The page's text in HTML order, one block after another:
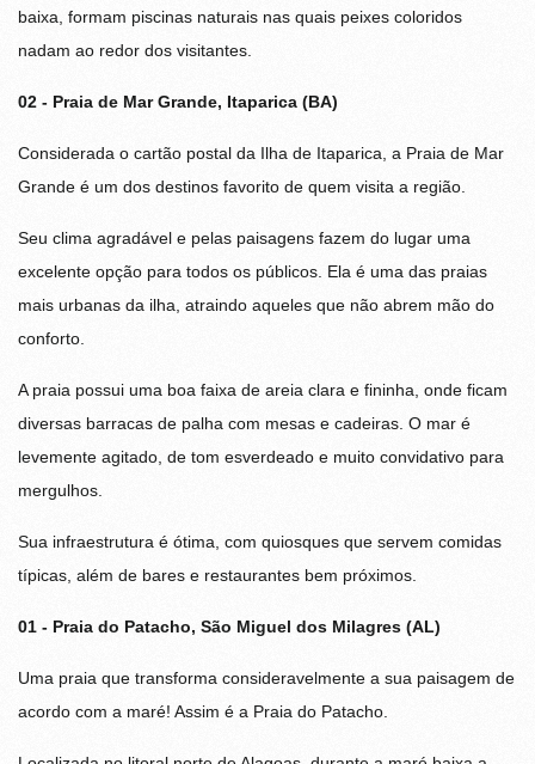
baixa, formam piscinas naturais nas quais peixes coloridos
nadam ao redor dos visitantes.
02 - Praia de Mar Grande, Itaparica (BA)
Considerada o cartão postal da Ilha de Itaparica, a Praia de Mar
Grande é um dos destinos favorito de quem visita a região.
Seu clima agradável e pelas paisagens fazem do lugar uma
excelente opção para todos os públicos. Ela é uma das praias
mais urbanas da ilha, atraindo aqueles que não abrem mão do
conforto.
A praia possui uma boa faixa de areia clara e fininha, onde ficam
diversas barracas de palha com mesas e cadeiras. O mar é
levemente agitado, de tom esverdeado e muito convidativo para
mergulhos.
Sua infraestrutura é ótima, com quiosques que servem comidas
típicas, além de bares e restaurantes bem próximos.
01 - Praia do Patacho, São Miguel dos Milagres (AL)
Uma praia que transforma consideravelmente a sua paisagem de
acordo com a maré! Assim é a Praia do Patacho.